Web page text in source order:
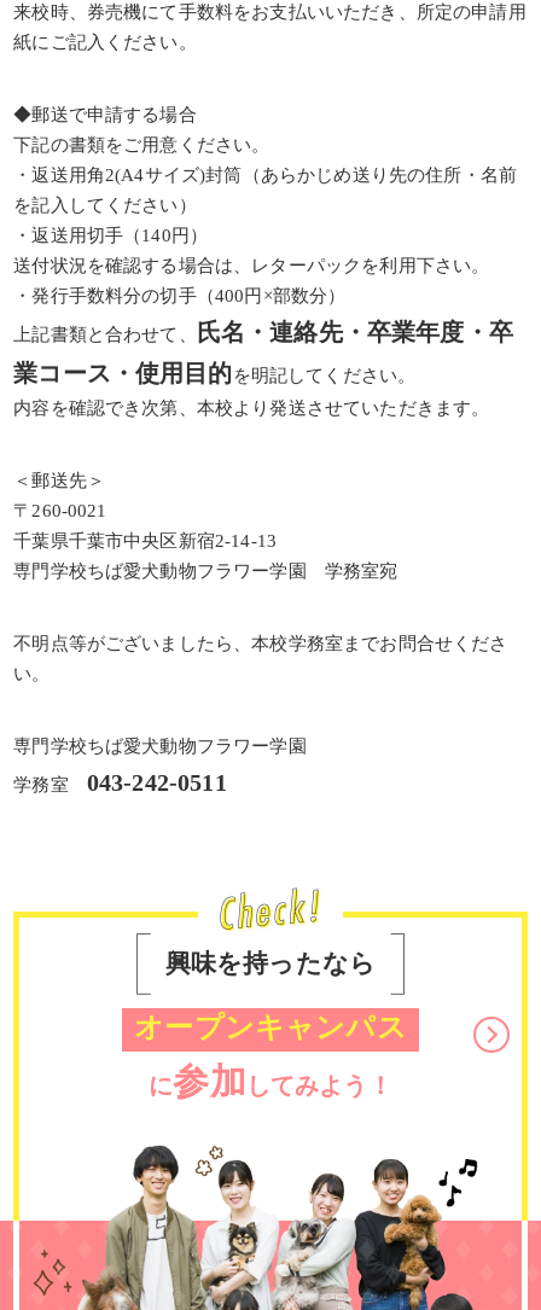
来校時、券売機にて手数料をお支払いいただき、所定の申請用
紙にご記入ください。
◆郵送で申請する場合
下記の書類をご用意ください。
・返送用角2(A4サイズ)封筒（あらかじめ送り先の住所・名前
を記入してください）
・返送用切手（140円）
送付状況を確認する場合は、レターパックを利用下さい。
・発行手数料分の切手（400円×部数分）
上記書類と合わせて、
氏名・連絡先・卒業年度・卒
業コース・使用目的 を明記してください。
内容を確認でき次第、本校より発送させていただきます。
＜郵送先＞
〒260-0021
千葉県千葉市中央区新宿2-14-13
専門学校ちば愛犬動物フラワー学園 学務室宛
不明点等がございましたら、本校学務室までお問合せくださ
い。
専門学校ちば愛犬動物フラワー学園
学務室 043-242-0511
興味を持ったなら
オープンキャンパス
に参加 してみよう！